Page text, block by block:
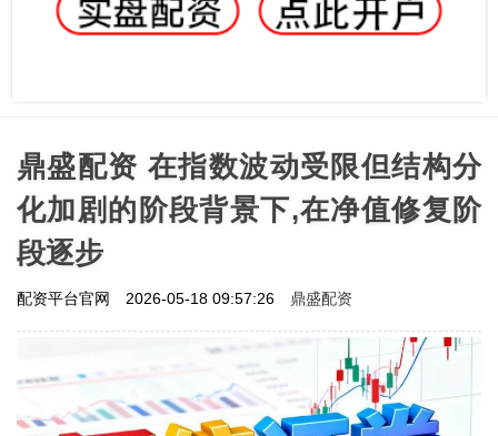
鼎盛配资 在指数波动受限但结构分
化加剧的阶段背景下,在净值修复阶
段逐步
配资平台官网 2026-05-18 09:57:26 鼎盛配资